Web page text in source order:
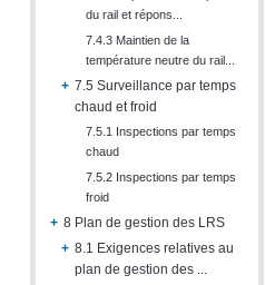
du rail et répons...
7.4.3 Maintien de la
température neutre du rail...
+ 7.5 Surveillance par temps
chaud et froid
7.5.1 Inspections par temps
chaud
7.5.2 Inspections par temps
froid
+ 8 Plan de gestion des LRS
+ 8.1 Exigences relatives au
plan de gestion des ...